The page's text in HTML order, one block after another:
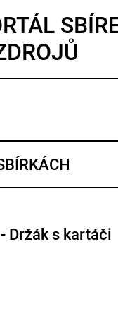
Držák s kartáči